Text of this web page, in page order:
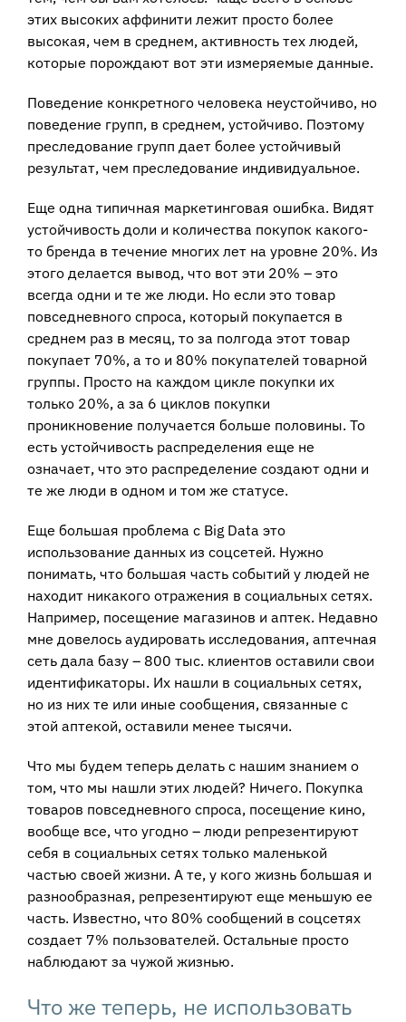
этих высоких аффинити лежит просто более
высокая, чем в среднем, активность тех людей,
которые порождают вот эти измеряемые данные.
Поведение конкретного человека неустойчиво, но
поведение групп, в среднем, устойчиво. Поэтому
преследование групп дает более устойчивый
результат, чем преследование индивидуальное.
Еще одна типичная маркетинговая ошибка. Видят
устойчивость доли и количества покупок какого-
то бренда в течение многих лет на уровне 20%. Из
этого делается вывод, что вот эти 20% – это
всегда одни и те же люди. Но если это товар
повседневного спроса, который покупается в
среднем раз в месяц, то за полгода этот товар
покупает 70%, а то и 80% покупателей товарной
группы. Просто на каждом цикле покупки их
только 20%, а за 6 циклов покупки
проникновение получается больше половины. То
есть устойчивость распределения еще не
означает, что это распределение создают одни и
те же люди в одном и том же статусе.
Еще большая проблема с Big Data это
использование данных из соцсетей. Нужно
понимать, что большая часть событий у людей не
находит никакого отражения в социальных сетях.
Например, посещение магазинов и аптек. Недавно
мне довелось аудировать исследования, аптечная
сеть дала базу – 800 тыс. клиентов оставили свои
идентификаторы. Их нашли в социальных сетях,
но из них те или иные сообщения, связанные с
этой аптекой, оставили менее тысячи.
Что мы будем теперь делать с нашим знанием о
том, что мы нашли этих людей? Ничего. Покупка
товаров повседневного спроса, посещение кино,
вообще все, что угодно – люди репрезентируют
себя в социальных сетях только маленькой
частью своей жизни. А те, у кого жизнь большая и
разнообразная, репрезентируют еще меньшую ее
часть. Известно, что 80% сообщений в соцсетях
создает 7% пользователей. Остальные просто
наблюдают за чужой жизнью.
Что же теперь, не использовать